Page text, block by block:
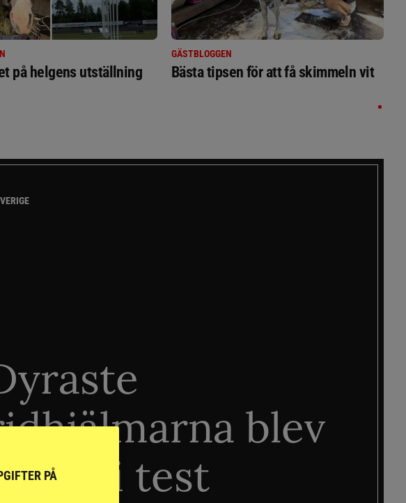
på helgens utställning
GÄSTBLOGGEN
Bästa tipsen för att få skimmeln vit
blev
i test
PÅ